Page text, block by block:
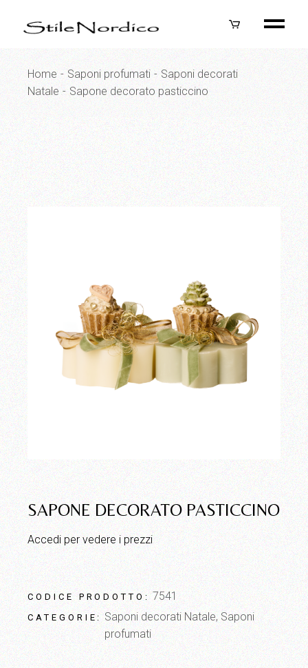
content
Home Saponi profumati
Saponi decorati
Natale
Sapone decorato pasticcino
SAPONE DECORATO PASTICCINO
Accedi per vedere i prezzi
CODICE PRODOTTO: 7541
CATEGORIE: Saponi decorati Natale, Saponi
profumati